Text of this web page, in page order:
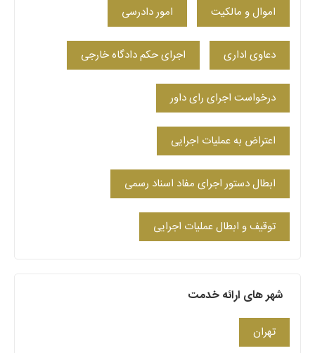
اموال و مالکیت امور دادرسی
دعاوی اداری اجرای حکم دادگاه خارجی
درخواست اجرای رای داور
اعتراض به عملیات اجرایی
ابطال دستور اجرای مفاد اسناد رسمی
توقیف و ابطال عملیات اجرایی
شهر های ارائه خدمت
تهران